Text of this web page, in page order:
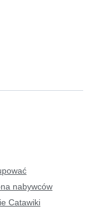
nabywców
Catawiki